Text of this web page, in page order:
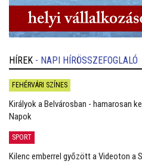
HÍREK - NAPI HÍRÖSSZEFOGLALÓ
FEHÉRVÁRI SZÍNES
Királyok a Belvárosban - hamarosan
Napok
SPORT
Kilenc emberrel győzött a Videoton a